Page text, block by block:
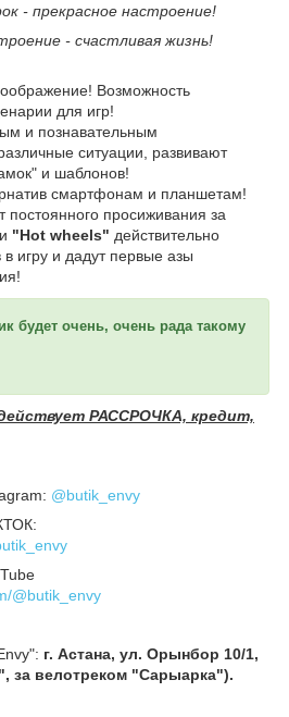
- прекрасное настроение!
- счастливая жизнь!
Возможность
для игр!
и познавательным
ситуации, развивают
и шаблонов!
смартфонам и планшетам!
постоянного просиживания за
"Hot wheels" действительно
в игру и дадут первые азы
будет очень, очень рада такому
РАССРОЧКА, кредит,
@butik_envy
@butik_envy
г. Астана, ул. Орынбор 10/1,
за велотреком "Сарыарка").